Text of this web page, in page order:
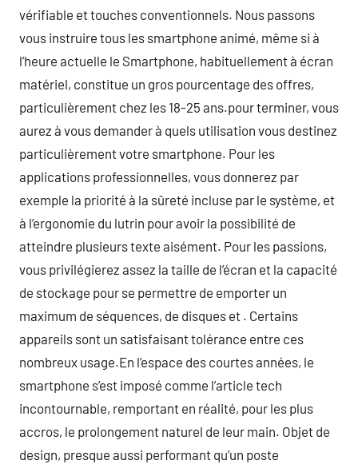
vérifiable et touches conventionnels. Nous passons
vous instruire tous les smartphone animé, même si à
l’heure actuelle le Smartphone, habituellement à écran
matériel, constitue un gros pourcentage des offres,
particulièrement chez les 18-25 ans.pour terminer, vous
aurez à vous demander à quels utilisation vous destinez
particulièrement votre smartphone. Pour les
applications professionnelles, vous donnerez par
exemple la priorité à la sûreté incluse par le système, et
à l’ergonomie du lutrin pour avoir la possibilité de
atteindre plusieurs texte aisément. Pour les passions,
vous privilégierez assez la taille de l’écran et la capacité
de stockage pour se permettre de emporter un
maximum de séquences, de disques et . Certains
appareils sont un satisfaisant tolérance entre ces
nombreux usage.En l’espace des courtes années, le
smartphone s’est imposé comme l’article tech
incontournable, remportant en réalité, pour les plus
accros, le prolongement naturel de leur main. Objet de
design, presque aussi performant qu’un poste